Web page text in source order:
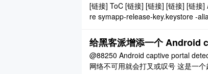
[链接] ToC [链接] [链接] [链接] [链接
re symapp-release-key.keystore -
给黑客派增添一个 Android
@88250 Android captive portal
网络不可用就会打叉或叹号 这是一